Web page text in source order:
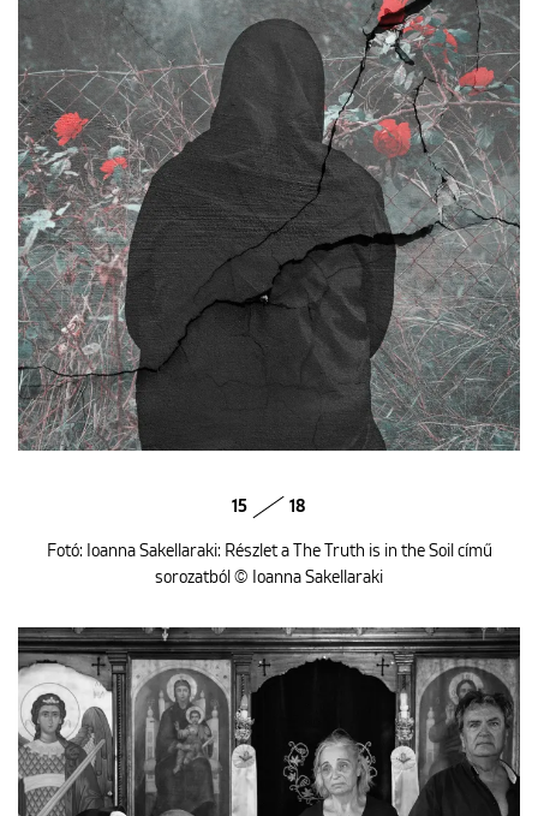
15 18
Fotó: Ioanna Sakellaraki: Részlet a The Truth is in the Soil című
sorozatból © Ioanna Sakellaraki